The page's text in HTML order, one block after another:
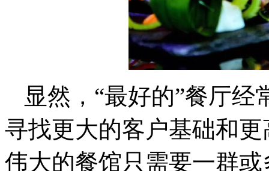
显然，“最好的”餐厅
寻找更大的客户基础和
伟大的餐馆只需要一群